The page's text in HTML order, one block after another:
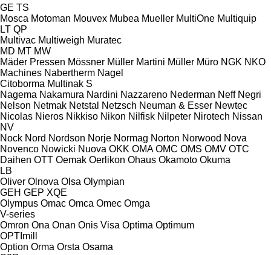
GE TS
Mosca Motoman Mouvex Mubea Mueller MultiOne Multiquip
LT QP
Multivac Multiweigh Muratec
MD MT MW
Mäder Pressen Mössner Müller Martini Müller Müro NGK NKO
Machines Nabertherm Nagel
Citoborma Multinak S
Nagema Nakamura Nardini Nazzareno Nederman Neff Negri
Nelson Netmak Netstal Netzsch Neuman & Esser Newtec
Nicolas Nieros Nikkiso Nikon Nilfisk Nilpeter Nirotech Nissan
NV
Nock Nord Nordson Norje Normag Norton Norwood Nova
Novenco Nowicki Nuova OKK OMA OMC OMS OMV OTC
Daihen OTT Oemak Oerlikon Ohaus Okamoto Okuma
LB
Oliver Olnova Olsa Olympian
GEH GEP XQE
Olympus Omac Omca Omec Omga
V-series
Omron Ona Onan Onis Visa Optima Optimum
OPTImill
Option Orma Orsta Osama